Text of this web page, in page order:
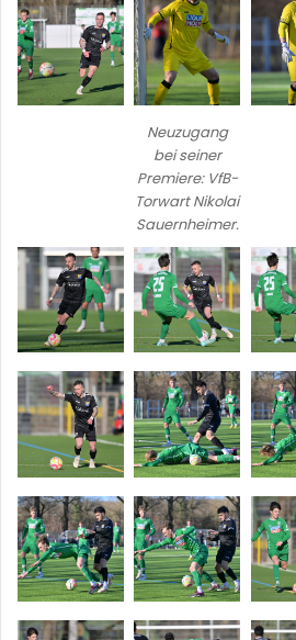
Neuzugang
bei seiner
Premiere: VfB-
Torwart Nikolai
Sauernheimer.